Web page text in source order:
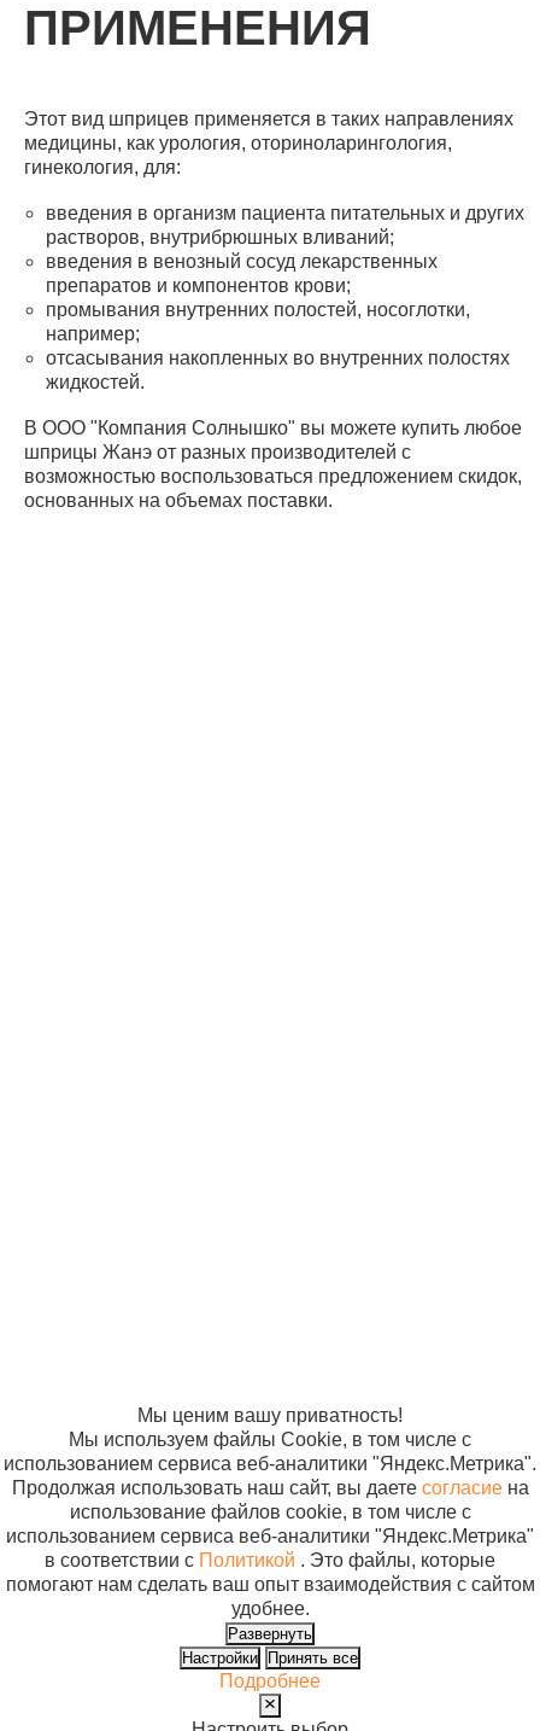
ПРИМЕНЕНИЯ
Этот вид шприцев применяется в таких направлениях
медицины, как урология, оториноларингология,
гинекология, для:
введения в организм пациента питательных и других
растворов, внутрибрюшных вливаний;
введения в венозный сосуд лекарственных
препаратов и компонентов крови;
промывания внутренних полостей, носоглотки,
например;
отсасывания накопленных во внутренних полостях
жидкостей.
В ООО "Компания Солнышко" вы можете купить любое
шприцы Жанэ от разных производителей с
возможностью воспользоваться предложением скидок,
основанных на объемах поставки.
Мы ценим вашу приватность!
Мы используем файлы Cookie, в том числе с
использованием сервиса веб-аналитики "Яндекс.Метрика".
Продолжая использовать наш сайт, вы даете согласиена
использование файлов cookie, в том числе с
использованием сервиса веб-аналитики "Яндекс.Метрика"
в соответствии с Политикой . Это файлы, которые
помогают нам сделать ваш опыт взаимодействия с сайтом
удобнее.
Развернуть
Настройки
Принять все
Подробнее